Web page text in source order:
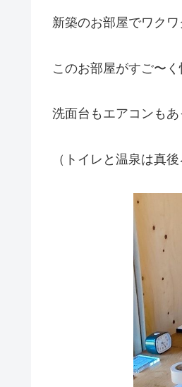
新築のお部屋でワクワ
このお部屋がすご〜く
洗面台もエアコンも
（トイレと温泉は真